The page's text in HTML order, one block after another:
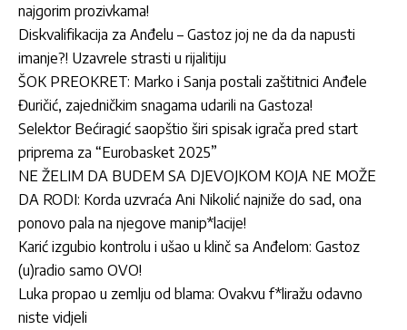
najgorim prozivkama!
Diskvalifikacija za Anđelu – Gastoz joj ne da da napusti
imanje?! Uzavrele strasti u rijalitiju
ŠOK PREOKRET: Marko i Sanja postali zaštitnici Anđele
Đuričić, zajedničkim snagama udarili na Gastoza!
Selektor Bećiragić saopštio širi spisak igrača pred start
priprema za “Eurobasket 2025”
NE ŽELIM DA BUDEM SA DJEVOJKOM KOJA NE MOŽE
DA RODI: Korda uzvraća Ani Nikolić najniže do sad, ona
ponovo pala na njegove manip*lacije!
Karić izgubio kontrolu i ušao u klinč sa Anđelom: Gastoz
(u)radio samo OVO!
Luka propao u zemlju od blama: Ovakvu f*liražu odavno
niste vidjeli